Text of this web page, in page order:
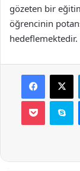
gözeten bir
öğrencinin
hedeflemektedir.
Facebook
X
Pocket